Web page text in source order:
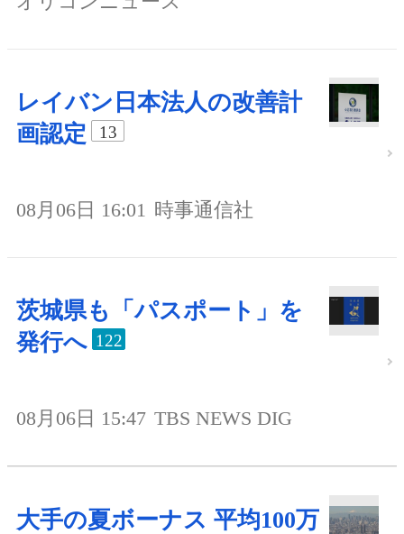
レイバン日本法人の改善計
画認定
13
08月06日 16:01 時事通信社
茨城県も「パスポート」を
発行へ 122
08月06日 15:47 TBS NEWS DIG
大手の夏ボーナス 平均100万